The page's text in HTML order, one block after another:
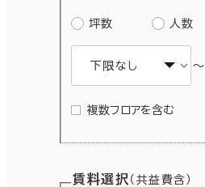
坪数 人数
～
複数フロアを含む
賃料選択 （共益費含）